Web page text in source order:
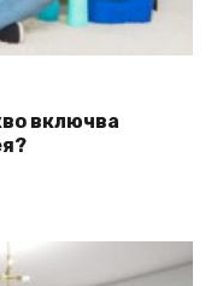
включва